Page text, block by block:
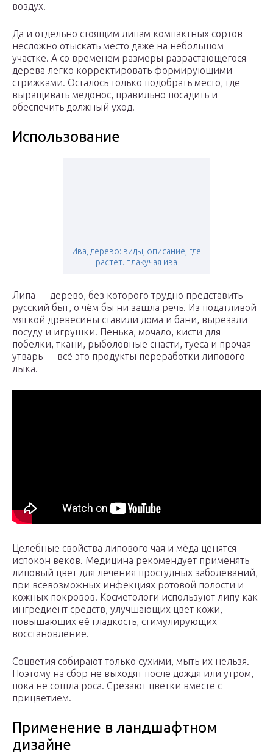
воздух.
Да и отдельно стоящим липам компактных сортов
несложно отыскать место даже на небольшом
участке. А со временем размеры разрастающегося
дерева легко корректировать формирующими
стрижками. Осталось только подобрать место, где
выращивать медонос, правильно посадить и
обеспечить должный уход.
Использование
Ива, дерево: виды, описание, где
растет. плакучая ива
Липа — дерево, без которого трудно представить
русский быт, о чём бы ни зашла речь. Из податливой
мягкой древесины ставили дома и бани, вырезали
посуду и игрушки. Пенька, мочало, кисти для
побелки, ткани, рыболовные снасти, туеса и прочая
утварь — всё это продукты переработки липового
лыка.
Целебные свойства липового чая и мёда ценятся
испокон веков. Медицина рекомендует применять
липовый цвет для лечения простудных заболеваний,
при всевозможных инфекциях ротовой полости и
кожных покровов. Косметологи используют липу как
ингредиент средств, улучшающих цвет кожи,
повышающих её гладкость, стимулирующих
восстановление.
Соцветия собирают только сухими, мыть их нельзя.
Поэтому на сбор не выходят после дождя или утром,
пока не сошла роса. Срезают цветки вместе с
прицветием.
Применение в ландшафтном
дизайне